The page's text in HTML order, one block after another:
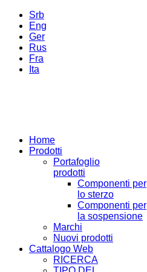
Srb
Eng
Ger
Rus
Fra
Ita
Home
Prodotti
Portafoglio
prodotti
Componenti per
lo sterzo
Componenti per
la sospensione
Marchi
Nuovi prodotti
Cattalogo Web
RICERCA